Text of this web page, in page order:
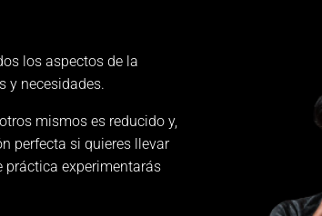
los aspectos de la
y necesidades.
mismos es reducido y,
perfecta si quieres llevar
práctica experimentarás